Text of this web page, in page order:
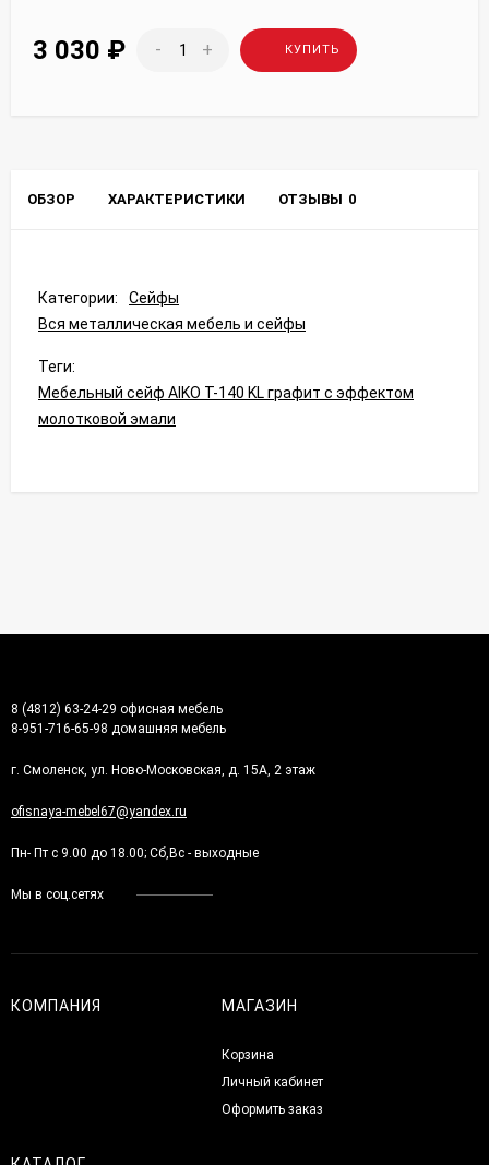
3 030 ₽ - + КУПИТЬ
ОБЗОР ХАРАКТЕРИСТИКИ ОТЗЫВЫ 0
Категории:
Сейфы
Вся металлическая мебель и сейфы
Теги:
Мебельный сейф AIKO Т-140 KL графит с эффектом
молотковой эмали
8 (4812) 63-24-29 офисная мебель
8-951-716-65-98 домашняя мебель
г. Смоленск, ул. Ново-Московская, д. 15А, 2 этаж
ofisnaya-mebel67@yandex.ru
Пн- Пт с 9.00 до 18.00; Сб,Вс - выходные
Мы в соц.сетях
КОМПАНИЯ МАГАЗИН
Корзина
Личный кабинет
Оформить заказ